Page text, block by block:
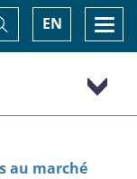
EN
au marché